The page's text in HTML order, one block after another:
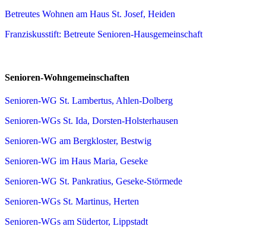
Betreutes Wohnen am Haus St. Josef, Heiden
Franziskusstift: Betreute Senioren-Hausgemeinschaft
Senioren-Wohngemeinschaften
Senioren-WG St. Lambertus, Ahlen-Dolberg
Senioren-WGs St. Ida, Dorsten-Holsterhausen
Senioren-WG am Bergkloster, Bestwig
Senioren-WG im Haus Maria, Geseke
Senioren-WG St. Pankratius, Geseke-Störmede
Senioren-WGs St. Martinus, Herten
Senioren-WGs am Südertor, Lippstadt